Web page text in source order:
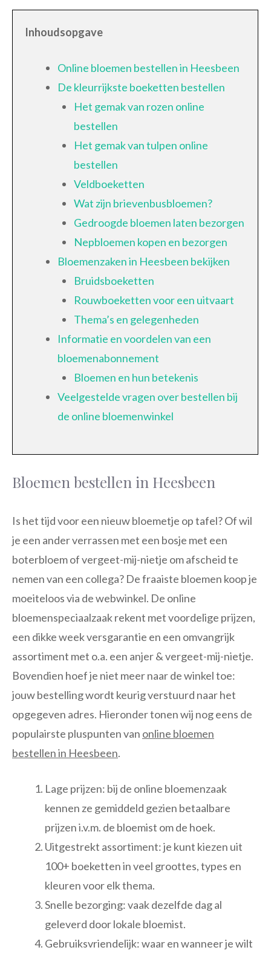
Inhoudsopgave
Online bloemen bestellen in Heesbeen
De kleurrijkste boeketten bestellen
Het gemak van rozen online
bestellen
Het gemak van tulpen online
bestellen
Veldboeketten
Wat zijn brievenbusbloemen?
Gedroogde bloemen laten bezorgen
Nepbloemen kopen en bezorgen
Bloemenzaken in Heesbeen bekijken
Bruidsboeketten
Rouwboeketten voor een uitvaart
Thema’s en gelegenheden
Informatie en voordelen van een
bloemenabonnement
Bloemen en hun betekenis
Veelgestelde vragen over bestellen bij
de online bloemenwinkel
Bloemen bestellen in Heesbeen
Is het tijd voor een nieuw bloemetje op tafel? Of wil
je een ander verrassen met een bosje met een
boterbloem of vergeet-mij-nietje om afscheid te
nemen van een collega? De fraaiste bloemen koop je
moeiteloos via de webwinkel. De online
bloemenspeciaalzaak rekent met voordelige prijzen,
een dikke week versgarantie en een omvangrijk
assortiment met o.a. een anjer & vergeet-mij-nietje.
Bovendien hoef je niet meer naar de winkel toe:
jouw bestelling wordt keurig verstuurd naar het
opgegeven adres. Hieronder tonen wij nog eens de
populairste pluspunten van online bloemen
bestellen in Heesbeen.
Lage prijzen: bij de online bloemenzaak
kennen ze gemiddeld gezien betaalbare
prijzen i.v.m. de bloemist om de hoek.
Uitgestrekt assortiment: je kunt kiezen uit
100+ boeketten in veel groottes, types en
kleuren voor elk thema.
Snelle bezorging: vaak dezelfde dag al
geleverd door lokale bloemist.
Gebruiksvriendelijk: waar en wanneer je wilt